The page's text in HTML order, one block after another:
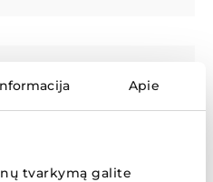
Apie
tvarkymą galite